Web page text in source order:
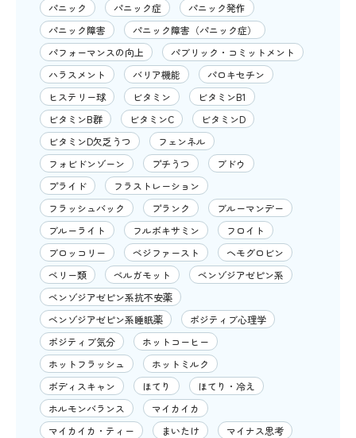
パニック
パニック症
パニック発作
パニック障害
パニック障害（パニック症）
パフォーマンスの向上
パブリック・コミットメント
ハラスメント
バリア機能
パロキセチン
ヒステリー球
ビタミン
ビタミンB1
ビタミンB群
ビタミンC
ビタミンD
ビタミンD欠乏うつ
フェンネル
フォビドンゾーン
プチうつ
ブドウ
プライド
フラストレーション
フラッシュバック
プランク
ブルーマンデー
ブルーライト
フルボキサミン
フロイト
ブロッコリー
ベジファースト
ヘモグロビン
ベリー類
ベルガモット
ベンゾジアゼピン系
ベンゾジアゼピン系抗不安薬
ベンゾジアゼピン系睡眠薬
ポジティブ心理学
ポジティブ気分
ホットコーヒー
ホットフラッシュ
ホットミルク
ボディスキャン
ほてり
ほてり・冷え
ホルモンバランス
マイカイカ
マイカイカ・ティー
まいたけ
マイナス思考